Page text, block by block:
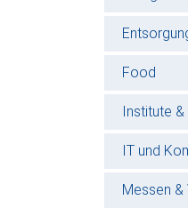
Food
Institute
IT und
Messen &